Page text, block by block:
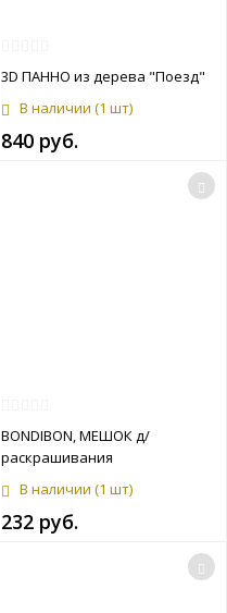
3D ПАННО из дерева "Поезд"
В наличии (1 шт)
840 руб.
BONDIBON, МЕШОК д/
раскрашивания
В наличии (1 шт)
232 руб.